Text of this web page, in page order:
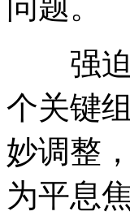
强迫
个关键
妙调整
为平息